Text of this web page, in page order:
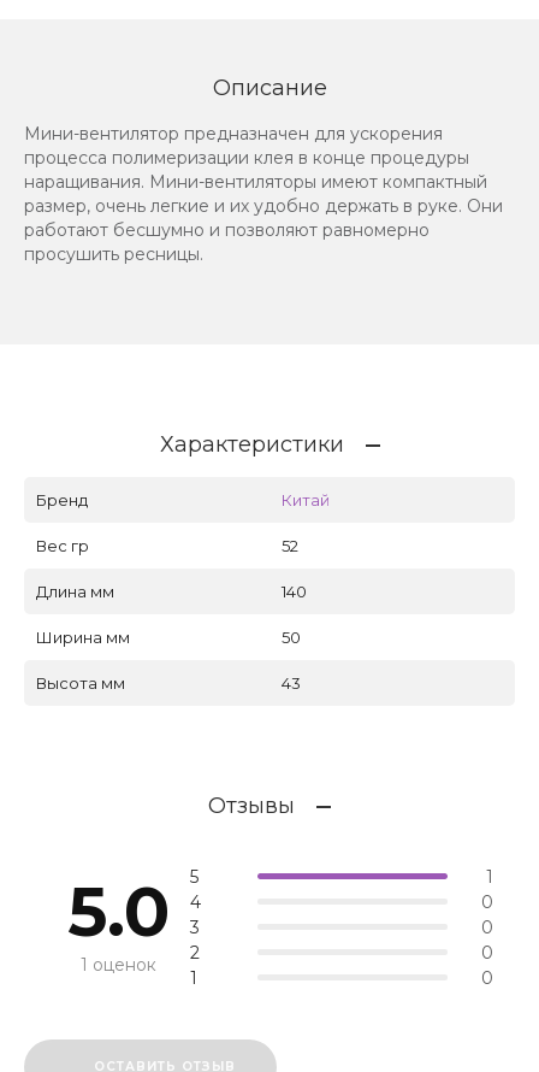
Описание
Мини-вентилятор предназначен для ускорения
процесса полимеризации клея в конце процедуры
наращивания. Мини-вентиляторы имеют компактный
размер, очень легкие и их удобно держать в руке. Они
работают бесшумно и позволяют равномерно
просушить ресницы.
Характеристики
Бренд Китай
Вес гр 52
Длина мм 140
Ширина мм 50
Высота мм 43
Отзывы
5.0
1 оценок
5
1
4
0
3
0
2
0
1
0
ОСТАВИТЬ ОТЗЫВ